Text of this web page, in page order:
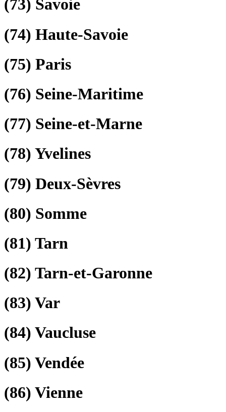
(73) Savoie
(74) Haute-Savoie
(75) Paris
(76) Seine-Maritime
(77) Seine-et-Marne
(78) Yvelines
(79) Deux-Sèvres
(80) Somme
(81) Tarn
(82) Tarn-et-Garonne
(83) Var
(84) Vaucluse
(85) Vendée
(86) Vienne